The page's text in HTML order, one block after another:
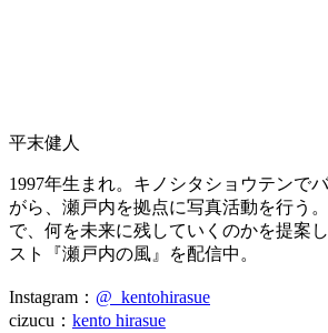
平末健人
1997年生まれ。キノシタショウテンで
がら、瀬戸内を拠点に写真活動を行う
で、何を未来に残していくのかを提案
スト『瀬戸内の風』を配信中。
Instagram： @_kentohirasue
cizucu： kento hirasue